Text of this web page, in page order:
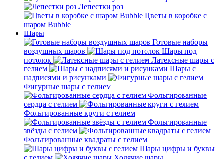
Лепестки роз
Цветы в коробке с
шаром Bubble
Шары
Готовые наборы
воздушных шаров
Шары под
потолок
Латексные шары с
гелием
Шары с
надписями и рисунками
Фигурные шары с гелием
Фольгированные
сердца с гелием
Фольгированные круги с гелием
Фольгированные
звёзды с гелием
Фольгированные квадраты с гелием
Шары цифры и буквы
с гелием
Ходячие шары